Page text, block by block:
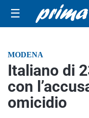
☰
MODENA
Italiano di
con
omicidio